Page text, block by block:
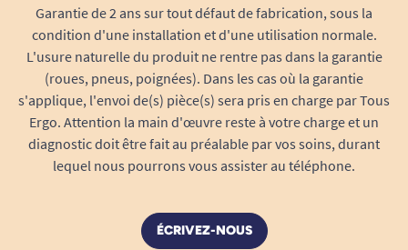
Garantie de 2 ans sur tout défaut de fabrication, sous la
condition d'une installation et d'une utilisation normale.
L'usure naturelle du produit ne rentre pas dans la garantie
(roues, pneus, poignées). Dans les cas où la garantie
s'applique, l'envoi de(s) pièce(s) sera pris en charge par Tous
Ergo. Attention la main d'œuvre reste à votre charge et un
diagnostic doit être fait au préalable par vos soins, durant
lequel nous pourrons vous assister au téléphone.
ÉCRIVEZ-NOUS